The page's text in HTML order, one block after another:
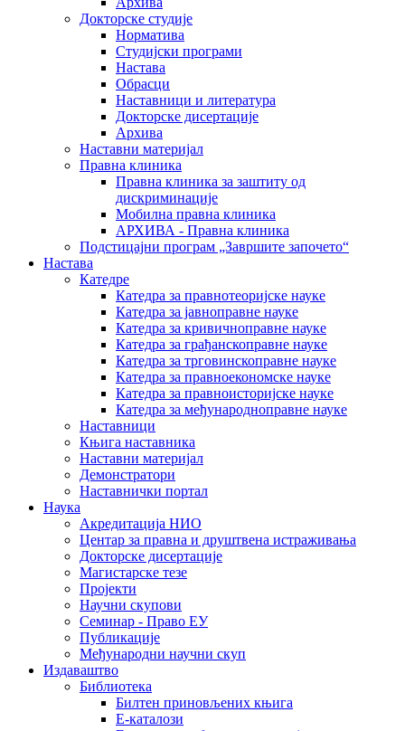
Докторске студије
Норматива
Студијски програми
Настава
Обрасци
Наставници и литература
Докторске дисертације
Архива
Наставни материјал
Правна клиника
Правна клиника за заштиту од
дискриминације
Мобилна правна клиника
АРХИВА - Правна клиника
Подстицајни програм „Завршите започето“
Настава
Катедре
Катедра за правнотеоријске науке
Катедра за јавноправне науке
Катедра за кривичноправне науке
Катедра за грађанскоправне науке
Катедра за трговинскоправне науке
Катедра за правноекономске науке
Катедра за правноисторијске науке
Катедра за међународноправне науке
Наставници
Књига наставника
Наставни материјал
Демонстратори
Наставнички портал
Наука
Акредитација НИО
Центар за правна и друштвена истраживања
Докторске дисертације
Магистарске тезе
Пројекти
Научни скупови
Семинар - Право ЕУ
Публикације
Међународни научни скуп
Издаваштво
Библиотека
Билтен приновљених књига
Е-каталози